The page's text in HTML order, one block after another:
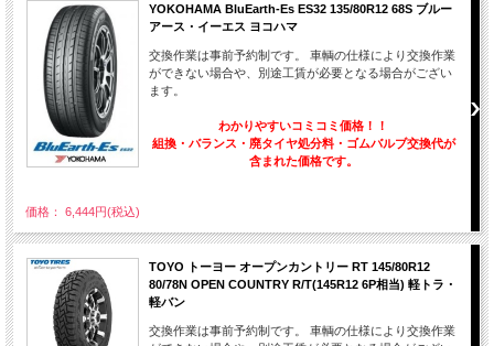
YOKOHAMA BluEarth-Es ES32 135/80R12 68S ブルー
アース・イーエス ヨコハマ
交換作業は事前予約制です。 車輌の仕様により交換作業
ができない場合や、別途工賃が必要となる場合がござい
ます。
わかりやすいコミコミ価格！！
組換・バランス・廃タイヤ処分料・ゴムバルブ交換代が
含まれた価格です。
価格： 6,444円(税込)
TOYO トーヨー オープンカントリー RT 145/80R12
80/78N OPEN COUNTRY R/T(145R12 6P相当) 軽トラ・
軽バン
交換作業は事前予約制です。 車輌の仕様により交換作業